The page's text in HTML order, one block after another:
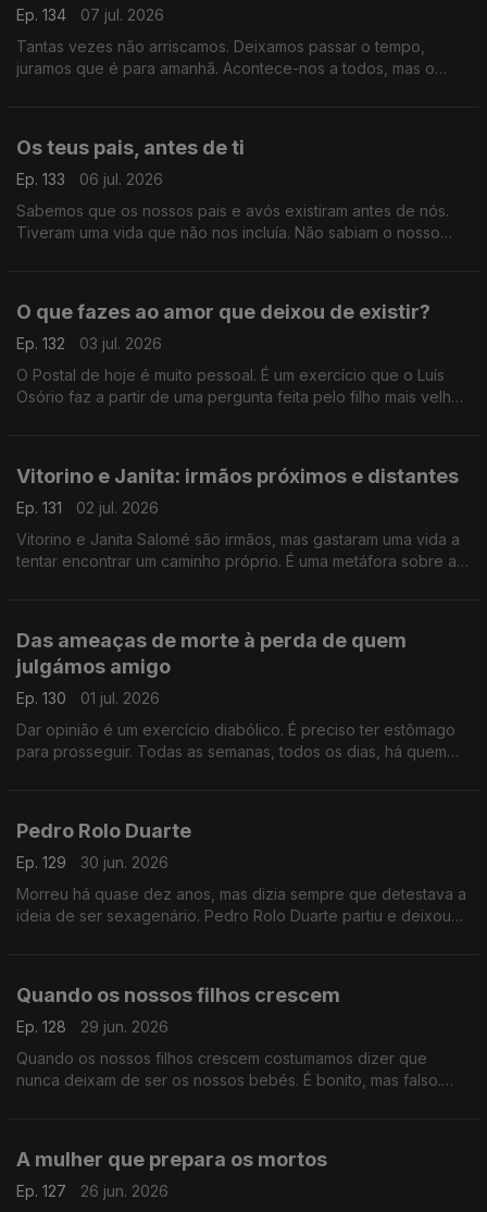
Ep. 134
07 jul. 2026
Tantas vezes não arriscamos. Deixamos passar o tempo,
juramos que é para amanhã. Acontece-nos a todos, mas o
Os teus pais, antes de ti
Ep. 133
06 jul. 2026
Sabemos que os nossos pais e avós existiram antes de nós.
Tiveram uma vida que não nos incluía. Não sabiam o nosso
O que fazes ao amor que deixou de existir?
Ep. 132
03 jul. 2026
O Postal de hoje é muito pessoal. É um exercício que o Luís
Osório faz a partir de uma pergunta feita pelo filho mais velho.
Vitorino e Janita: irmãos próximos e distantes
Ep. 131
02 jul. 2026
Vitorino e Janita Salomé são irmãos, mas gastaram uma vida a
tentar encontrar um caminho próprio. É uma metáfora sobre a
Das ameaças de morte à perda de quem
julgámos amigo
Ep. 130
01 jul. 2026
Dar opinião é um exercício diabólico. É preciso ter estômago
para prosseguir. Todas as semanas, todos os dias, há quem
Pedro Rolo Duarte
Ep. 129
30 jun. 2026
Morreu há quase dez anos, mas dizia sempre que detestava a
ideia de ser sexagenário. Pedro Rolo Duarte partiu e deixou
Quando os nossos filhos crescem
Ep. 128
29 jun. 2026
Quando os nossos filhos crescem costumamos dizer que
nunca deixam de ser os nossos bebés. É bonito, mas falso.
A mulher que prepara os mortos
Ep. 127
26 jun. 2026